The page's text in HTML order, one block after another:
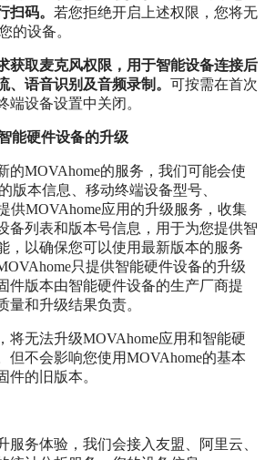
扫码。 若您拒绝开启上述权限，您将无
的设备。
获取麦克风权限，用于智能设备连接后
、语音识别及音频录制。 可按需在首次
端设备设置中关闭。
能硬件设备的升级
的MOVAhome的服务，我们可能会使
版本信息、移动终端设备型号、
供MOVAhome应用的升级服务，收集
备列表和版本号信息，用于为您提供智
，以确保您可以使用最新版本的服务
只提供智能硬件设备的升级
件版本由智能硬件设备的生产厂商提
量和升级结果负责。
将无法升级MOVAhome应用和智能硬
但不会影响您使用MOVAhome的基本
件的旧版本。
服务体验，我们会接入友盟、阿里云、